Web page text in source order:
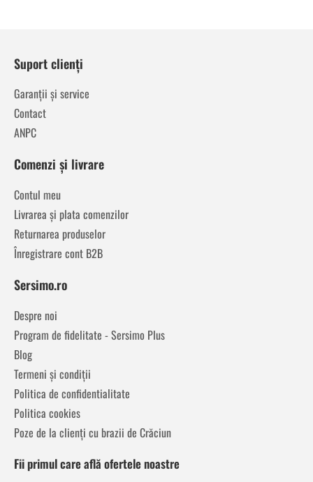
Suport clienți
Garanții și service
Contact
ANPC
Comenzi și livrare
Contul meu
Livrarea și plata comenzilor
Returnarea produselor
Înregistrare cont B2B
Sersimo.ro
Despre noi
Program de fidelitate - Sersimo Plus
Blog
Termeni și condiții
Politica de confidentialitate
Politica cookies
Poze de la clienți cu brazii de Crăciun
Fii primul care află ofertele noastre